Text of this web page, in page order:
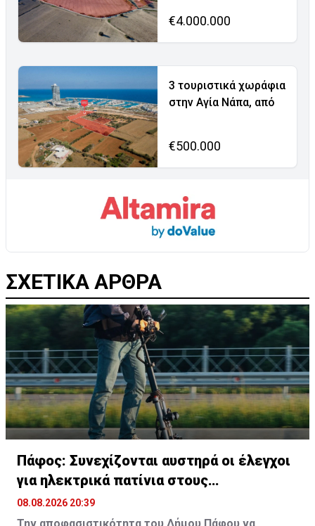
€4.000.000
3 τουριστικά χωράφια
στην Αγία Νάπα, από
€500.000
ΣΧΕΤΙΚΑ ΑΡΘΡΑ
Πάφος: Συνεχίζονται αυστηρά οι έλεγχοι
για ηλεκτρικά πατίνια στους
πεζόδρομους
08.08.2026 20:39